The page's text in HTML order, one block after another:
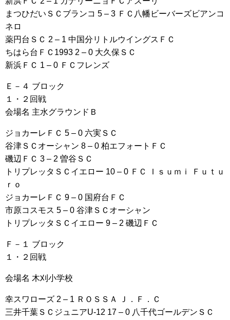
まつひだいＳＣブランコ 5 – 3 ＦＣ八幡ビーバーズビアンコ
ネロ
薬円台ＳＣ 2 – 1 中国分リトルウイングスＦＣ
ちはら台ＦＣ1993 2 – 0 大久保ＳＣ
新浜ＦＣ 1 – 0 ＦＣフレンズ
Ｅ－４ ブロック
１・２回戦
会場名 主水グラウンドＢ
ジョカーレＦＣ 5 – 0 六実ＳＣ
谷津ＳＣオーシャン 8 – 0 柏エフォートＦＣ
磯辺ＦＣ 3 – 2 曽谷ＳＣ
トリプレッタＳＣイエロー 10 – 0 ＦＣ Ｉｓｕｍｉ Ｆｕｔｕ
ｒｏ
ジョカーレＦＣ 9 – 0 国府台ＦＣ
市原コスモス 5 – 0 谷津ＳＣオーシャン
トリプレッタＳＣイエロー 9 – 2 磯辺ＦＣ
Ｆ－１ ブロック
１・２回戦
会場名 木刈小学校
幸スワローズ 2 – 1 ＲＯＳＳＡ Ｊ．Ｆ．Ｃ
三井千葉ＳＣジュニアU-12 17 – 0 八千代ゴールデンＳＣ